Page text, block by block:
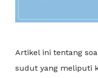
Artikel ini tentang
sudut yang meliputi